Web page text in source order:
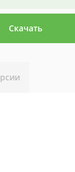
Скачать